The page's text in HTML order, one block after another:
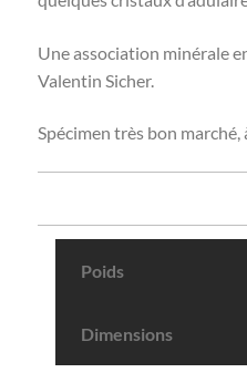
Une association minérale
Valentin Sicher.
Spécimen très bon marché,
Poids
Dimensions